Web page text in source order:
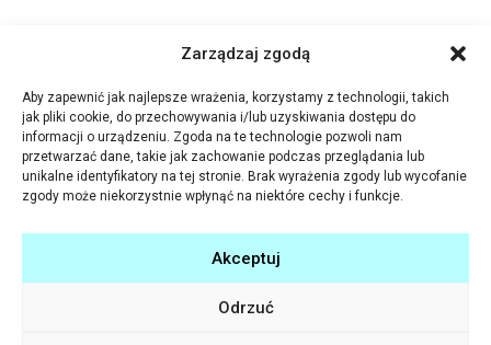
Zarządzaj zgodą
Aby zapewnić jak najlepsze wrażenia, korzystamy z technologii, takich
jak pliki cookie, do przechowywania i/lub uzyskiwania dostępu do
informacji o urządzeniu. Zgoda na te technologie pozwoli nam
przetwarzać dane, takie jak zachowanie podczas przeglądania lub
unikalne identyfikatory na tej stronie. Brak wyrażenia zgody lub wycofanie
zgody może niekorzystnie wpłynąć na niektóre cechy i funkcje.
Akceptuj
Odrzuć
Program Rozwoju Bibliotek wspiera tysiące bibliotek publicznych w całej Polsce